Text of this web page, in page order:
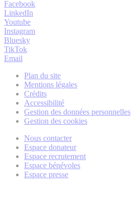
Facebook
LinkedIn
Youtube
Instagram
Bluesky
TikTok
Email
Plan du site
Mentions légales
Crédits
Accessibilité
Gestion des données personnelles
Gestion des cookies
Nous contacter
Espace donateur
Espace recrutement
Espace bénévoles
Espace presse